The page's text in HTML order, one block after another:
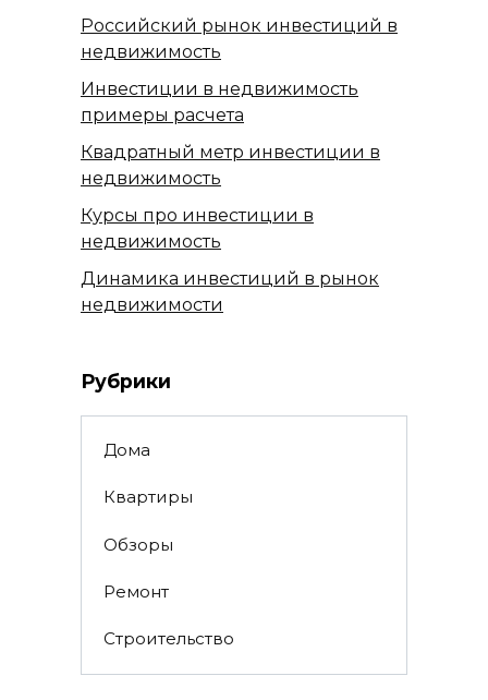
Российский рынок инвестиций в
недвижимость
Инвестиции в недвижимость
примеры расчета
Квадратный метр инвестиции в
недвижимость
Курсы про инвестиции в
недвижимость
Динамика инвестиций в рынок
недвижимости
Рубрики
Дома
Квартиры
Обзоры
Ремонт
Строительство